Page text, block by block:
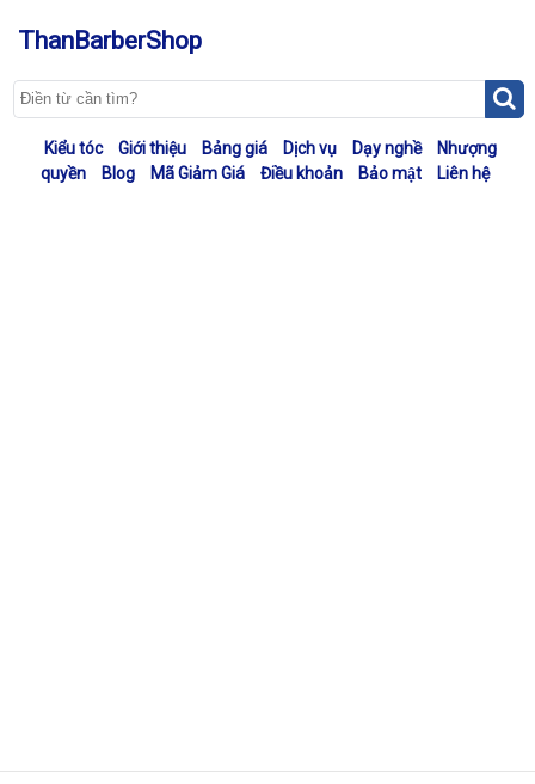
ThanBarberShop
Kiểu tóc Giới thiệu Bảng giá Dịch vụ Dạy nghề
Nhượng
quyền
Blog Mã Giảm Giá Điều khoản Bảo mật Liên hệ